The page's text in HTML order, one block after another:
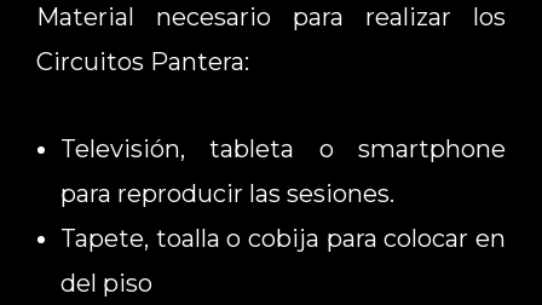
Material necesario para realizar los
Circuitos Pantera:
Televisión, tableta o smartphone
para reproducir las sesiones.
Tapete, toalla o cobija para colocar en
del piso